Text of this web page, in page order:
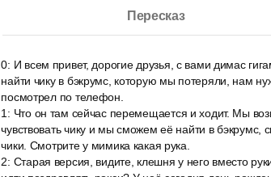
Пересказ
0: И всем привет, дорогие друзья, с вами димас
найти чику в бэкрумс, которую мы потеряли, нам
посмотрел по телефон.
1 : Что он там сейчас перемещается и ходит. Мы
чувствовать чику и мы сможем её найти в
чики. Смотрите у мимика какая рука.
2: Старая версия, видите, клешня у него вместо